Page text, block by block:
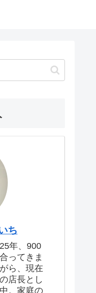
ち
年、900
ってきま
ら、現在
店長とし
。家庭の